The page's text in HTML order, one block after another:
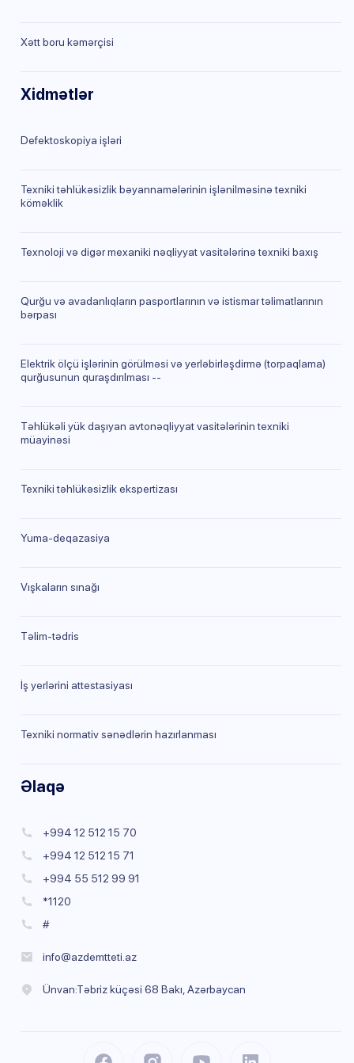
Xətt boru kəmərçisi
Xidmətlər
Defektoskopiya işləri
Texniki təhlükəsizlik bəyannamələrinin işlənilməsinə texniki
köməklik
Texnoloji və digər mexaniki nəqliyyat vasitələrinə texniki baxış
Qurğu və avadanlıqların pasportlarının və istismar təlimatlarının
bərpası
Elektrik ölçü işlərinin görülməsi və yerləbirləşdirmə (torpaqlama)
qurğusunun quraşdırılması --
Təhlükəli yük daşıyan avtonəqliyyat vasitələrinin texniki
müayinəsi
Texniki təhlükəsizlik ekspertizası
Yuma-deqazasiya
Vışkaların sınağı
Təlim-tədris
İş yerlərini attestasiyası
Texniki normativ sənədlərin hazırlanması
Əlaqə
+994 12 512 15 70
+994 12 512 15 71
+994 55 512 99 91
*1120
#
info@azdemtteti.az
Ünvan:Təbriz küçəsi 68 Bakı, Azərbaycan